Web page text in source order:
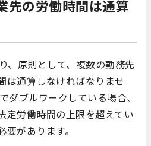
先の労働時間は通算
、原則として、複数の勤務先
は通算しなければなりませ
ダブルワークしている場合、
定労働時間の上限を超えてい
があります。